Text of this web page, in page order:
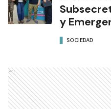
SOCIEDAD
Prácticas
y
SOCIEDAD